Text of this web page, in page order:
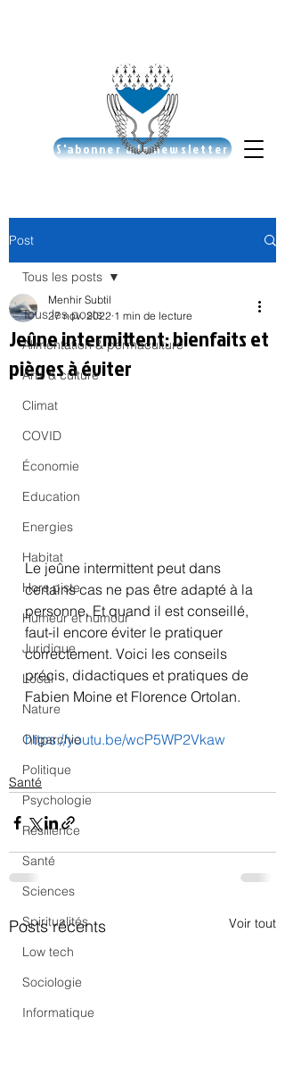
S'abonner à la newsletter
Post
Tous les posts
Alimentation & permaculture
Arts & culture
Climat
COVID
Économie
Education
Energies
Habitat
Hors piste
Humeur et humour
Juridique
Local
Nature
Oligarchie
Politique
Psychologie
Résilience
Santé
Sciences
Spiritualités
Low tech
Sociologie
Informatique
Tous les posts
Jeûne intermittent: bienfaits et
pièges à éviter
Menhir Subtil
27 nov. 2022 1 min de lecture
Le jeûne intermittent peut dans
certains cas ne pas être adapté à la
personne. Et quand il est conseillé,
faut-il encore éviter le pratiquer
correctement. Voici les conseils
précis, didactiques et pratiques de
Fabien Moine et Florence Ortolan.
https://youtu.be/wcP5WP2Vkaw
Santé
Posts récents Voir tout